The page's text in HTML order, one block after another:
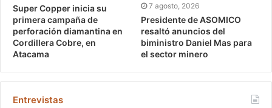
Super Copper inicia su
primera campaña de
perforación diamantina en
Cordillera Cobre, en
Atacama
7 agosto, 2026
Presidente de ASOMICO
resaltó anuncios del
biministro Daniel Mas para
el sector minero
Entrevistas